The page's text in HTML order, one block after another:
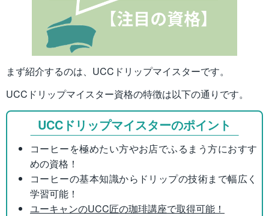
まず紹介するのは、UCCドリップマイスターです。
UCCドリップマイスター資格の特徴は以下の通りです。
UCCドリップマイスターのポイント
コーヒーを極めたい方やお店でふるまう方におすす
めの資格！
コーヒーの基本知識からドリップの技術まで幅広く
学習可能！
ユーキャンのUCC匠の珈琲講座で取得可能！